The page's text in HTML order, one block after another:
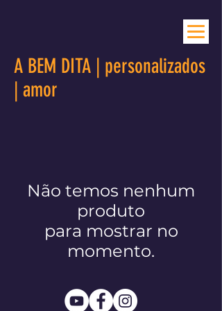
A BEM DITA | personalizados
| amor
Não temos nenhum
produto
para mostrar no
momento.